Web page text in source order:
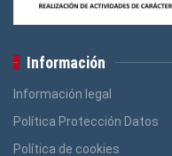
Información
Información legal
Política Protección Datos
Política de cookies